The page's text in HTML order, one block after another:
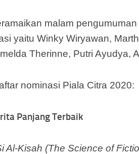
malam
yaitu Winky Wiryawan,
Therinne, Putri Ayudya,
nominasi Piala Citra 2020:
Panjang Terbaik
Al-Kisah (The Science of